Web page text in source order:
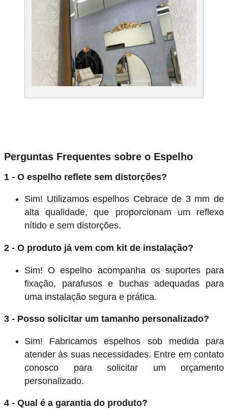
Perguntas Frequentes sobre o Espelho
1 - O espelho reflete sem distorções?
Sim! Utilizamos espelhos Cebrace de 3 mm de
alta qualidade, que proporcionam um reflexo
nítido e sem distorções.
2 - O produto já vem com kit de instalação?
Sim! O espelho acompanha os suportes para
fixação, parafusos e buchas adequadas para
uma instalação segura e prática.
3 - Posso solicitar um tamanho personalizado?
Sim! Fabricamos espelhos sob medida para
atender às suas necessidades. Entre em contato
conosco para solicitar um orçamento
personalizado.
4 - Qual é a garantia do produto?